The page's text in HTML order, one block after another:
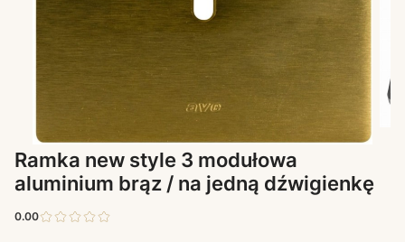
Ramka new style 3 modułowa
aluminium brąz / na jedną dźwigienkę
0.00